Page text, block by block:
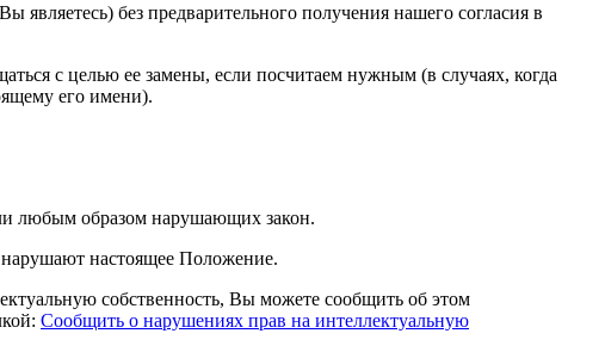
без предварительного получения нашего согласия в
с целью ее замены, если посчитаем нужным (в случаях, когда
его имени).
любым образом нарушающих закон.
нарушают настоящее Положение.
собственность, Вы можете сообщить об этом
Сообщить о нарушениях прав на интеллектуальную